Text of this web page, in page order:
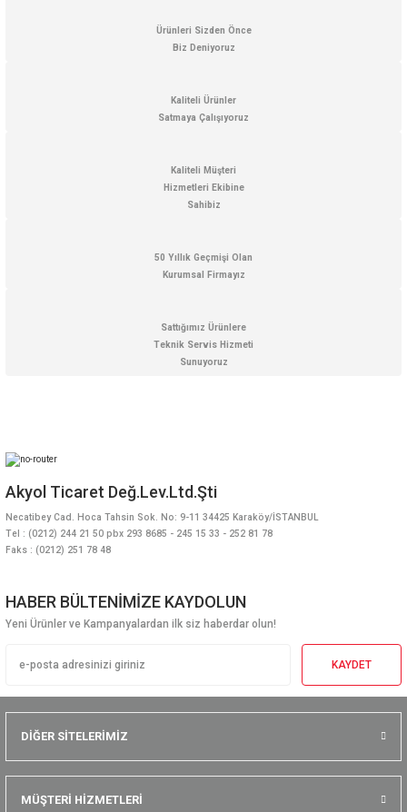
Ürünleri Sizden Önce
Biz Deniyoruz
Kaliteli Ürünler
Satmaya Çalışıyoruz
Kaliteli Müşteri
Hizmetleri Ekibine
Sahibiz
50 Yıllık Geçmişi Olan
Kurumsal Firmayız
Sattığımız Ürünlere
Teknik Servis Hizmeti
Sunuyoruz
Akyol Ticaret Değ.Lev.Ltd.Şti
Necatibey Cad. Hoca Tahsin Sok. No: 9-11 34425 Karaköy/İSTANBUL
Tel : (0212) 244 21 50 pbx 293 8685 - 245 15 33 - 252 81 78
Faks : (0212) 251 78 48
HABER BÜLTENİMİZE KAYDOLUN
Yeni Ürünler ve Kampanyalardan ilk siz haberdar olun!
KAYDET
DİĞER SİTELERİMİZ
MÜŞTERİ HİZMETLERİ